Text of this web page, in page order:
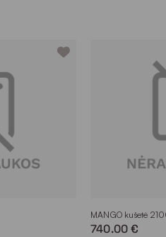
MANGO kušetė
740.00 €